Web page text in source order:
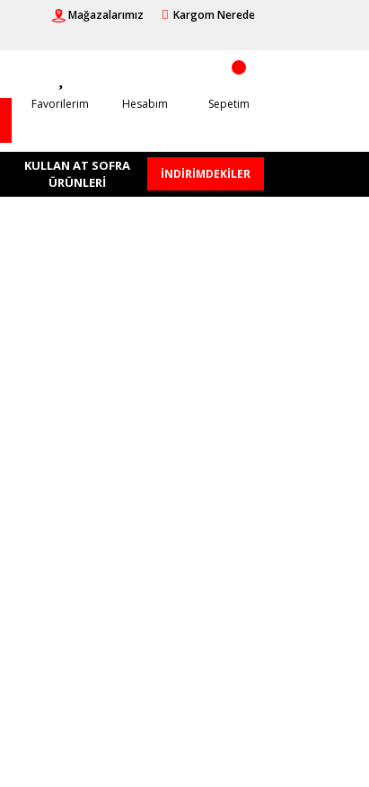
Mağazalarımız Kargom Nerede
Favorilerim Hesabım Sepetim
KULLAN AT SOFRA
ÜRÜNLERI
İNDİRİMDEKİLER